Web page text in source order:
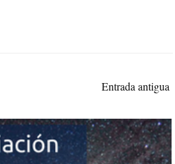
Entrada antigua